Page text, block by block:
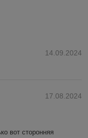
14.09.2024
17.08.2024
вот сторонняя